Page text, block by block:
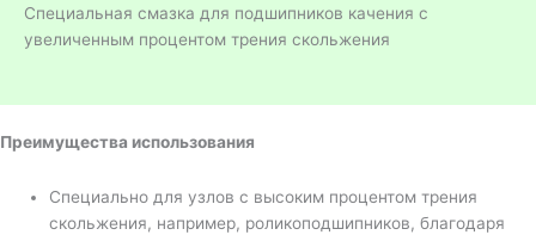
Специальная смазка для подшипников качения с
увеличенным процентом трения скольжения
Преимущества использования
Специально для узлов с высоким процентом трения
скольжения, например, роликоподшипников, благодаря